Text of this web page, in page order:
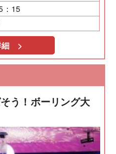
：15
細 >
う！ボーリング大